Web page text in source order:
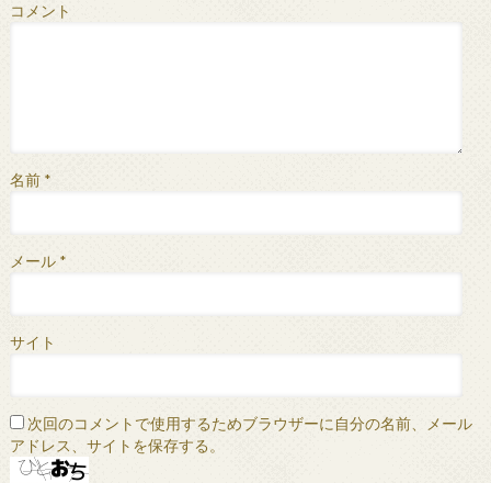
コメント
名前 *
メール *
サイト
次回のコメントで使用するためブラウザーに自分の名前、メール
アドレス、サイトを保存する。